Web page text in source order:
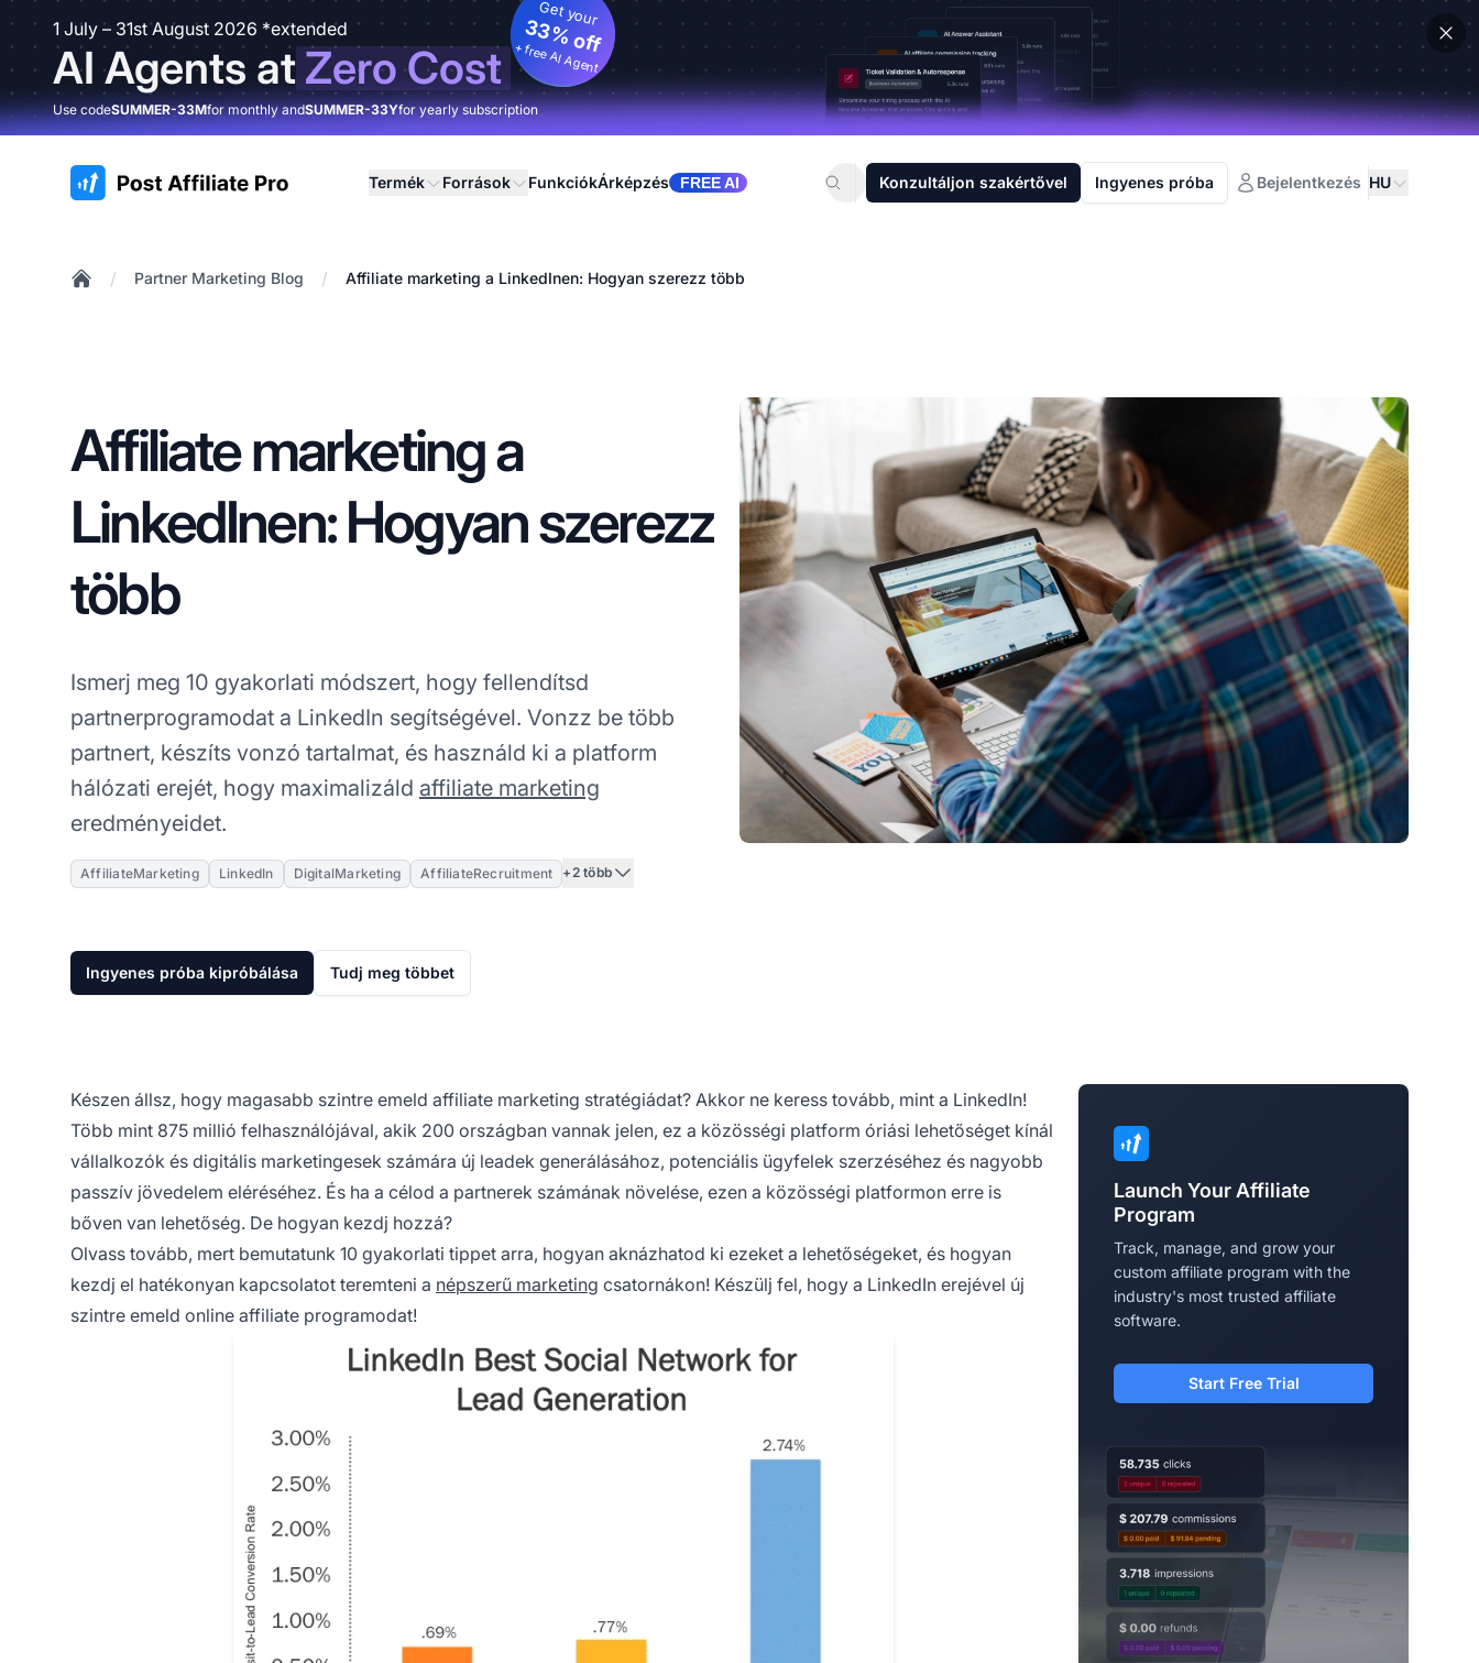
1 July – 31st August 2026 *extended
AI Agents atZero Cost
Get your
33% off
+ free AI Agent
Use codeSUMMER-33Mfor monthly andSUMMER-33Yfor yearly subscription
:site.title Termék Források FunkciókÁrképzés FREE AI Konzultáljon szakértővel Ingyenes próba Bejelentkezés HU
/ Partner Marketing Blog / Affiliate marketing a LinkedInen: Hogyan szerezz több
Affiliate marketing a
LinkedInen: Hogyan szerezz
több
Ismerj meg 10 gyakorlati módszert, hogy fellendítsd
partnerprogramodat a LinkedIn segítségével. Vonzz be több
partnert, készíts vonzó tartalmat, és használd ki a platform
hálózati erejét, hogy maximalizáld affiliate marketing
eredményeidet.
AffiliateMarketing LinkedIn DigitalMarketing AffiliateRecruitment +2 több
Ingyenes próba kipróbálása Tudj meg többet
Készen állsz, hogy magasabb szintre emeld affiliate marketing stratégiádat? Akkor ne keress tovább, mint a LinkedIn!
Több mint 875 millió felhasználójával, akik 200 országban vannak jelen, ez a közösségi platform óriási lehetőséget kínál
vállalkozók és digitális marketingesek számára új leadek generálásához, potenciális ügyfelek szerzéséhez és nagyobb
passzív jövedelem eléréséhez. És ha a célod a partnerek számának növelése, ezen a közösségi platformon erre is
bőven van lehetőség. De hogyan kezdj hozzá?
Olvass tovább, mert bemutatunk 10 gyakorlati tippet arra, hogyan aknázhatod ki ezeket a lehetőségeket, és hogyan
kezdj el hatékonyan kapcsolatot teremteni a népszerű marketing csatornákon! Készülj fel, hogy a LinkedIn erejével új
szintre emeld online affiliate programodat!
Launch Your Affiliate
Program
Track, manage, and grow your
custom affiliate program with the
industry's most trusted affiliate
software.
Start Free Trial